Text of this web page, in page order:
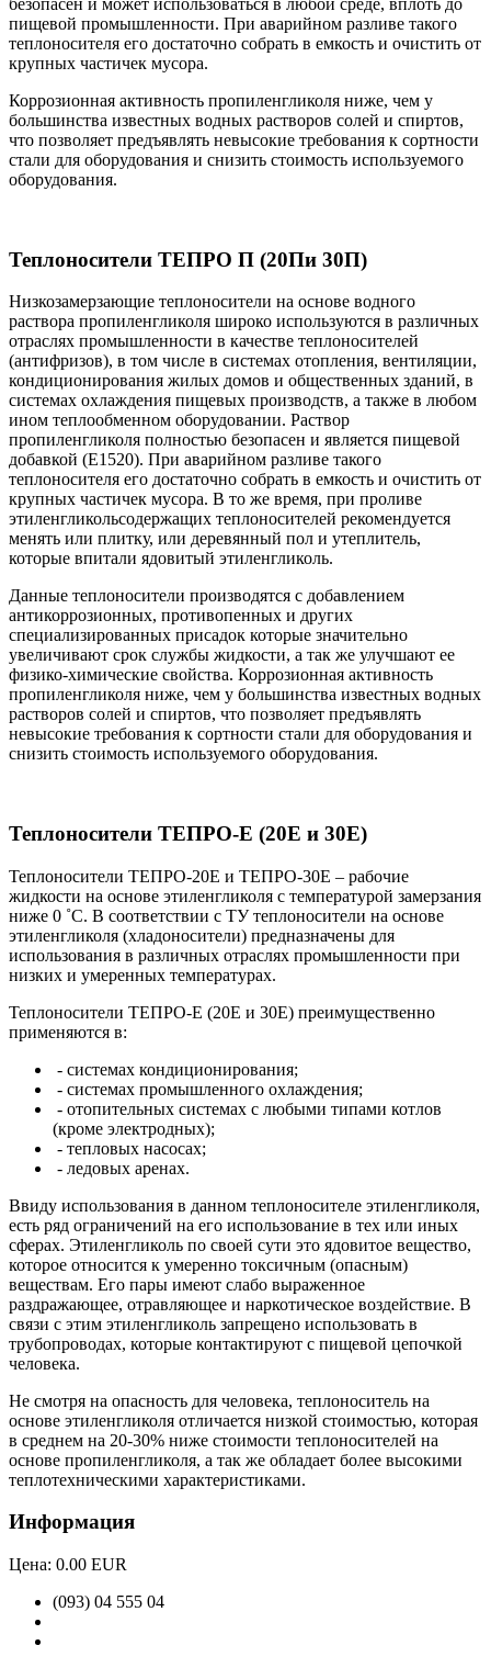
пищевой промышленности. При аварийном разливе такого
теплоносителя его достаточно собрать в емкость и очистить от
крупных частичек мусора.
Коррозионная активность пропиленгликоля ниже, чем у
большинства известных водных растворов солей и спиртов,
что позволяет предъявлять невысокие требования к сортности
стали для оборудования и снизить стоимость используемого
оборудования.
Теплоносители ТЕПРО П (20Пи 30П)
Низкозамерзающие теплоносители на основе водного
раствора пропиленгликоля широко используются в различных
отраслях промышленности в качестве теплоносителей
(антифризов), в том числе в системах отопления, вентиляции,
кондиционирования жилых домов и общественных зданий, в
системах охлаждения пищевых производств, а также в любом
ином теплообменном оборудовании. Раствор
пропиленгликоля полностью безопасен и является пищевой
добавкой (Е1520). При аварийном разливе такого
теплоносителя его достаточно собрать в емкость и очистить от
крупных частичек мусора. В то же время, при проливе
этиленгликольсодержащих теплоносителей рекомендуется
менять или плитку, или деревянный пол и утеплитель,
которые впитали ядовитый этиленгликоль.
Данные теплоносители производятся с добавлением
антикоррозионных, противопенных и других
специализированных присадок которые значительно
увеличивают срок службы жидкости, а так же улучшают ее
физико-химические свойства. Коррозионная активность
пропиленгликоля ниже, чем у большинства известных водных
растворов солей и спиртов, что позволяет предъявлять
невысокие требования к сортности стали для оборудования и
снизить стоимость используемого оборудования.
Теплоносители ТЕПРО-Е (20Е и 30Е)
Теплоносители ТЕПРО-20Е и ТЕПРО-30Е – рабочие
жидкости на основе этиленгликоля с температурой замерзания
ниже 0 ˚С. В соответствии с ТУ теплоносители на основе
этиленгликоля (хладоносители) предназначены для
использования в различных отраслях промышленности при
низких и умеренных температурах.
Теплоносители ТЕПРО-Е (20Е и 30Е) преимущественно
применяются в:
- системах кондиционирования;
- системах промышленного охлаждения;
- отопительных системах с любыми типами котлов
(кроме электродных);
- тепловых насосах;
- ледовых аренах.
Ввиду использования в данном теплоносителе этиленгликоля,
есть ряд ограничений на его использование в тех или иных
сферах. Этиленгликоль по своей сути это ядовитое вещество,
которое относится к умеренно токсичным (опасным)
веществам. Его пары имеют слабо выраженное
раздражающее, отравляющее и наркотическое воздействие. В
связи с этим этиленгликоль запрещено использовать в
трубопроводах, которые контактируют с пищевой цепочкой
человека.
Не смотря на опасность для человека, теплоноситель на
основе этиленгликоля отличается низкой стоимостью, которая
в среднем на 20-30% ниже стоимости теплоносителей на
основе пропиленгликоля, а так же обладает более высокими
теплотехническими характеристиками.
Информация
Цена: 0.00 EUR
(093) 04 555 04